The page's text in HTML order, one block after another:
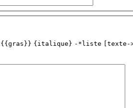
{{gras}} {italique} -*liste [texte-